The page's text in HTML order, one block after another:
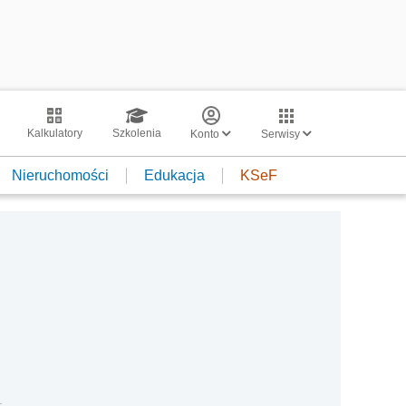
Kalkulatory Szkolenia Konto Serwisy
Nieruchomości Edukacja KSeF